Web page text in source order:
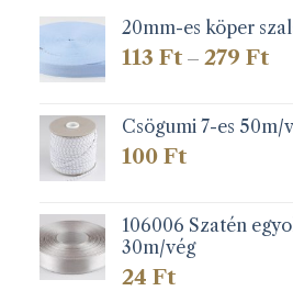
20mm-es köper
113 Ft – 279 Ft
Csögumi 7-es 50m/
100 Ft
106006 Szatén
30m/vég
24 Ft